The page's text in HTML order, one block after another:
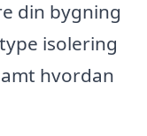
din bygning
isolering
hvordan